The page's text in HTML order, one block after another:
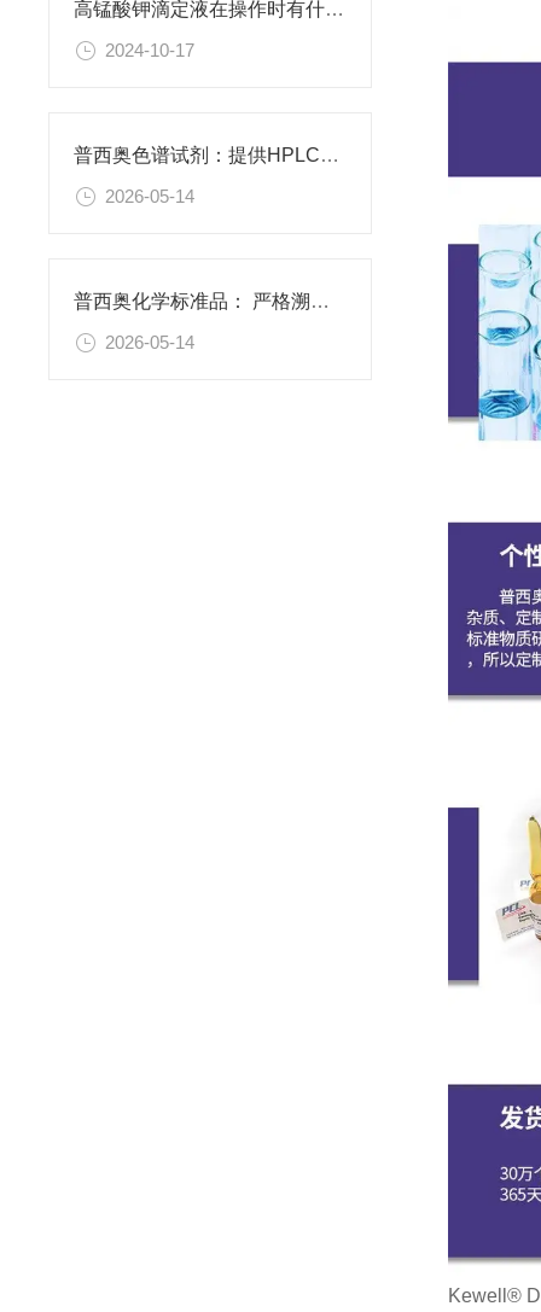
高锰酸钾滴定液在操作时有什么要领可言呢？
2024-10-17
普西奥色谱试剂：提供HPLC级、LC-MS级等多种规格色谱试剂
2026-05-14
普西奥化学标准品： 严格溯源，品类完整
2026-05-14
Kewell®